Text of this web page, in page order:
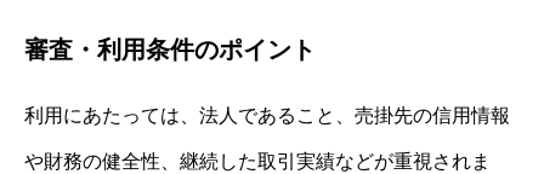
審査・利用条件のポイント
利用にあたっては、法人であること、売掛先の信用情報
や財務の健全性、継続した取引実績などが重視されま